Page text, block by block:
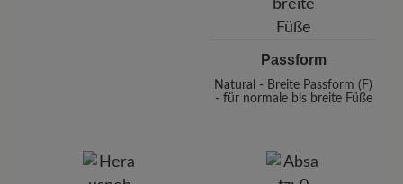
Passform
Natural - Breite Passform (F)
- für normale bis breite Füße